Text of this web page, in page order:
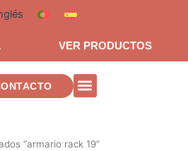
VER PRODUCTOS
“armario rack 19”